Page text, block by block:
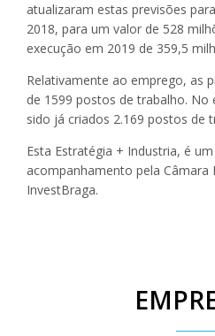
atualizaram estas previsões
2018, para um valor de 528
execução em 2019 de 359,5
Relativamente ao emprego, as
de 1599 postos de trabalho.
sido já criados 2.169 postos de
Esta Estratégia + Industria, é
acompanhamento pela Câmara
InvestBraga.